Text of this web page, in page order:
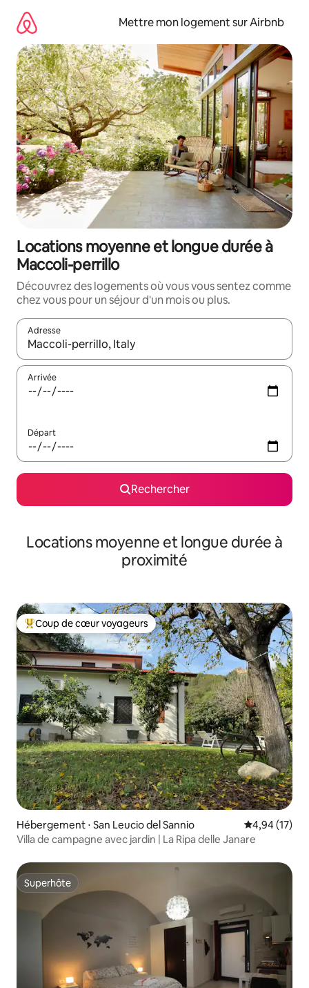
directement
contenu
Mettre mon logement sur Airbnb
Locations moyenne et longue durée à
Maccoli-perrillo
Découvrez des logements où vous vous sentez comme
chez vous pour un séjour d'un mois ou plus.
Adresse
Lorsque les résultats s'affichent, utilisez les flèches vers le
Arrivée
Départ
Rechercher
Locations moyenne et longue durée à
proximité
Coups de cœur voyageurs les plus appréciés
Coup de cœur voyageurs
Hébergement ⋅ San Leucio del Sannio Évaluation
4,94 (17)
Villa de campagne avec jardin | La Ripa delle Janare
Superhôte
Superhôte